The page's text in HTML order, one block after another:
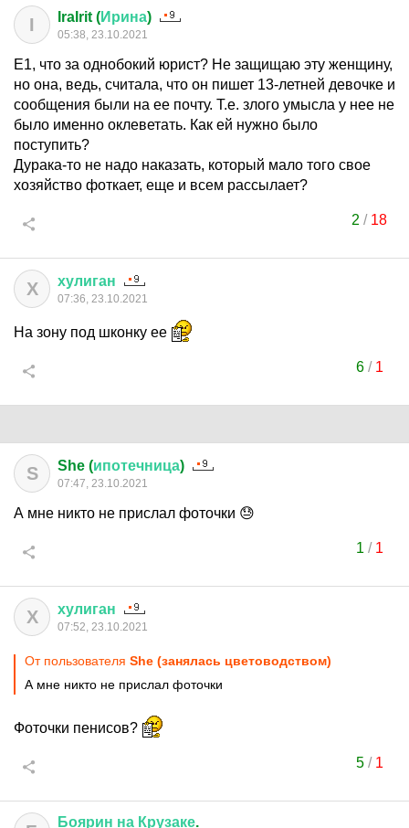
I IraIrit (Ирина)
05:38, 23.10.2021
Е1, что за однобокий юрист? Не защищаю эту женщину,
но она, ведь, считала, что он пишет 13-летней девочке и
сообщения были на ее почту. Т.е. злого умысла у нее не
было именно оклеветать. Как ей нужно было
поступить?
Дурака-то не надо наказать, который мало того свое
хозяйство фоткает, еще и всем рассылает?
2 / 18
Х хулиган
07:36, 23.10.2021
На зону под шконку ее
6/ 1
S She (ипотечница)
07:47, 23.10.2021
А мне никто не прислал фоточки 😓
1 / 1
Х хулиган
07:52, 23.10.2021
От пользователя She (занялась цветоводством)
А мне никто не прислал фоточки
Фоточки пенисов?
5/ 1
Боярин на Крузаке.